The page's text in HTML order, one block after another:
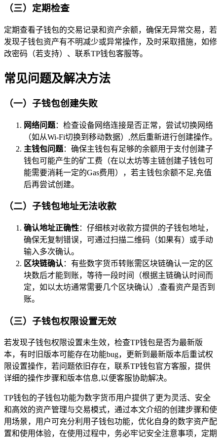
（三）定期检查
定期查看子钱包的交易记录和资产余额，确保无异常交易，若
发现子钱包资产有不明减少或异常操作，及时采取措施，如修
改密码（若支持）、联系TP钱包客服等。
常见问题及解决方法
（一）子钱包创建失败
网络问题：检查设备网络连接是否正常，尝试切换网络
（如从Wi-Fi切换到移动数据）,然后重新进行创建操作。
主钱包问题：确保主钱包有足够的余额用于支付创建子
钱包可能产生的矿工费（在以太坊等主链创建子钱包可
能需要消耗一定的Gas费用），若主钱包余额不足,充值
后再尝试创建。
（二）子钱包地址无法收款
确认地址正确性：仔细核对收款方提供的子钱包地址，
确保无复制错误，可通过扫描二维码（如果有）或手动
输入多次确认。
区块链确认 ：有些数字货币转账需区块链确认一定的区
块数后才能到账，等待一段时间（根据主链确认时间而
定，如以太坊通常需要几个区块确认）,查看资产是否到
账。
（三）子钱包权限设置无效
若发现子钱包权限设置未生效，检查TP钱包是否为最新版
本，有时旧版本可能存在功能bug，更新到最新版本后重试权
限设置操作，若问题依旧存在，联系TP钱包官方客服，提供
详细的操作步骤和版本信息,以便客服协助解决。
TP钱包的子钱包功能为数字货币用户提供了更为灵活、安全
和高效的资产管理与交易模式，通过本文介绍的创建步骤和使
用场景，用户可充分利用子钱包功能，优化自身的数字资产配
置和使用体验，在使用过程中，务必牢记安全注意事项，定期